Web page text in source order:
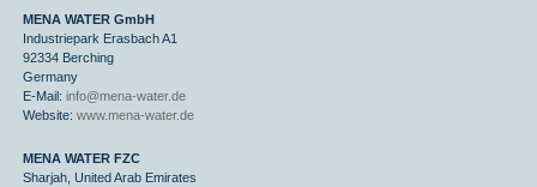
MENA WATER GmbH
Industriepark Erasbach A1
92334 Berching
Germany
E-Mail: info@mena-water.de
Website: www.mena-water.de
MENA WATER FZC
Sharjah, United Arab Emirates